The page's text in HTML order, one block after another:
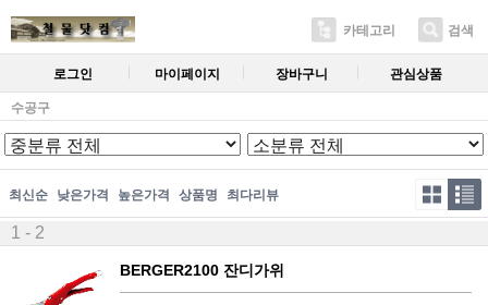
카테고리 검색
로그인 마이페이지 장바구니 관심상품
수공구
최신순 낮은가격 높은가격 상품명 최다리뷰
1 - 2
BERGER2100 잔디가위